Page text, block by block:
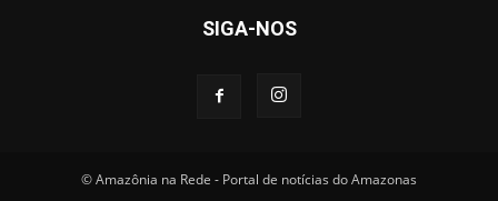
SIGA-NOS
© Amazônia na Rede - Portal de notícias do Amazonas